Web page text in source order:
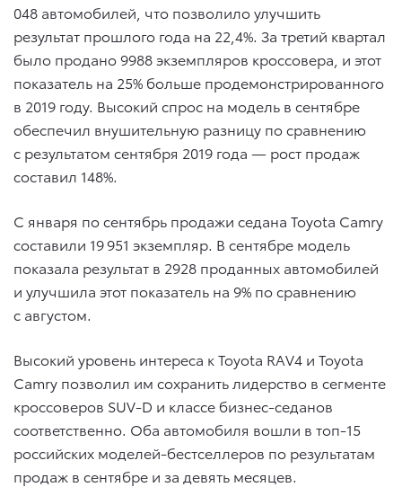
048 автомобилей, что позволило улучшить
результат прошлого года на 22,4%. За третий квартал
было продано 9988 экземпляров кроссовера, и этот
показатель на 25% больше продемонстрированного
в 2019 году. Высокий спрос на модель в сентябре
обеспечил внушительную разницу по сравнению
с результатом сентября 2019 года — рост продаж
составил 148%.
С января по сентябрь продажи седана Toyota Camry
составили 19 951 экземпляр. В сентябре модель
показала результат в 2928 проданных автомобилей
и улучшила этот показатель на 9% по сравнению
с августом.
Высокий уровень интереса к Toyota RAV4 и Toyota
Camry позволил им сохранить лидерство в сегменте
кроссоверов SUV-D и классе бизнес-седанов
соответственно. Оба автомобиля вошли в топ-15
российских моделей-бестселлеров по результатам
продаж в сентябре и за девять месяцев.